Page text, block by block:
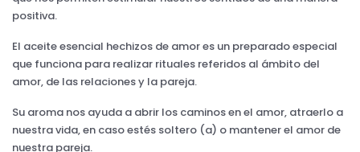
positiva.
El aceite esencial hechizos de amor es un preparado especial
que funciona para realizar rituales referidos al ámbito del
amor, de las relaciones y la pareja.
Su aroma nos ayuda a abrir los caminos en el amor, atraerlo a
nuestra vida, en caso estés soltero (a) o mantener el amor de
nuestra pareja.